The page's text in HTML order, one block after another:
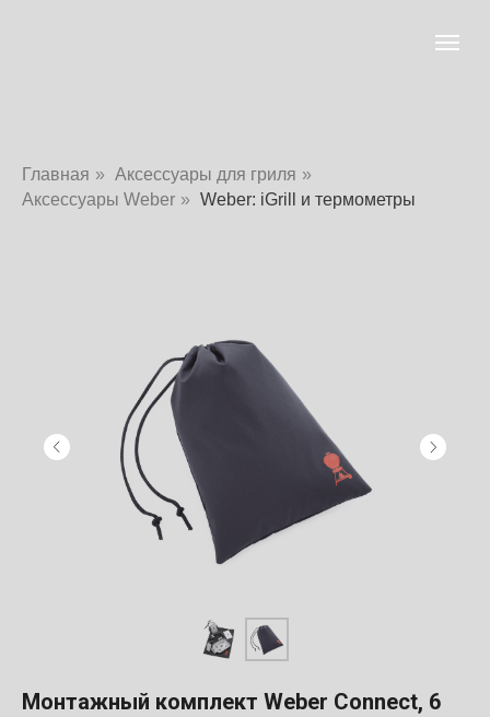
Главная » Аксессуары для гриля »
Аксессуары Weber » Weber: iGrill и термометры
Монтажный комплект Weber Connect, 6